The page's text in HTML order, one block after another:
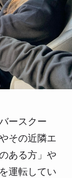
ースクー
その近隣エ
ある方」や
運転してい